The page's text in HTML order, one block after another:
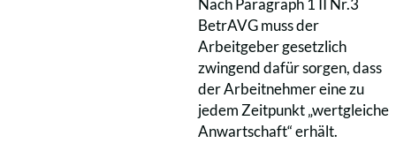
Nach Paragraph 1 II Nr.3
BetrAVG muss der
Arbeitgeber gesetzlich
zwingend dafür sorgen, dass
der Arbeitnehmer eine zu
jedem Zeitpunkt „wertgleiche
Anwartschaft“ erhält.